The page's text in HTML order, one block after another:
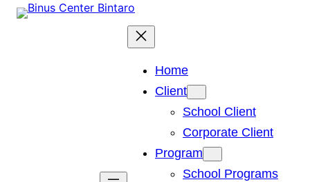
Skip
Home
Client
School Client
Corporate Client
Program
School Programs